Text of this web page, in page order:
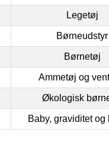
Legetøj
Børneudstyr
Børnetøj
Ammetøj og
Økologisk
Baby, graviditet og